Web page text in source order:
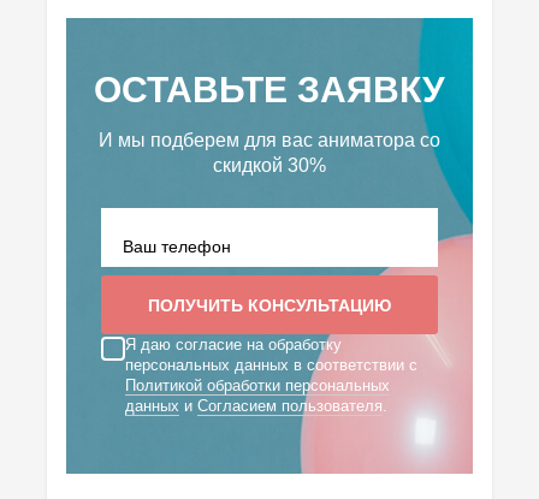
ОСТАВЬТЕ ЗАЯВКУ
И мы подберем для вас аниматора со
скидкой 30%
Я даю согласие на обработку
персональных данных в соответствии с
Политикой обработки персональных
данных и Согласием пользователя.